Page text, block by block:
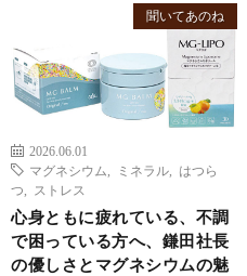
聞いてあのね
2026.06.01
マグネシウム
ミネラル
はつら
つ
ストレス
心身ともに疲れている、不調
で困っている方へ、鎌田社長
の優しさとマグネシウムの魅